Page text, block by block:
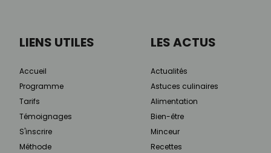
LIENS UTILES
Accueil
Programme
Tarifs
Témoignages
S'inscrire
Méthode
LES ACTUS
Actualités
Astuces culinaires
Alimentation
Bien-être
Minceur
Recettes